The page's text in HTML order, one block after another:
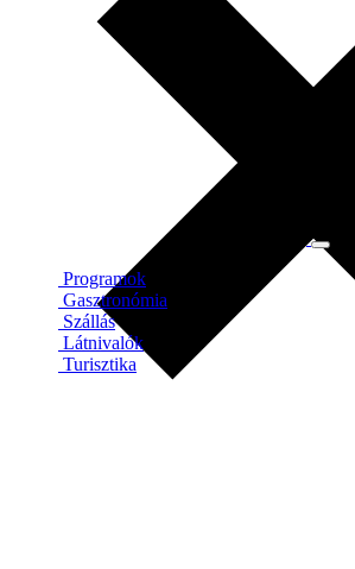
Programok
Gasztronómia
Szállás
Látnivalók
Turisztika